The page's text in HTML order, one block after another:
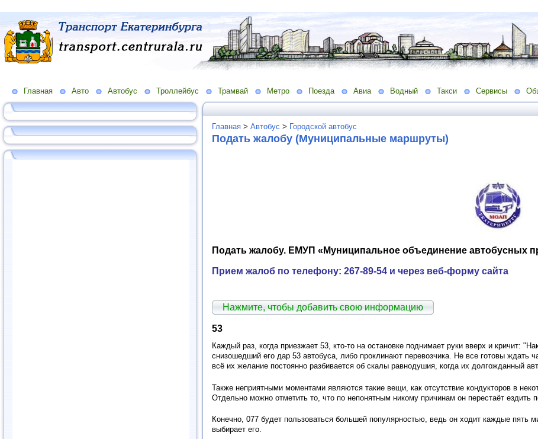
Главная Авто Автобус Троллейбус Трамвай Метро Поезда Авиа Водный Такси Сервисы
Главная > Автобус > Городской автобус
Подать жалобу (Муниципальные маршруты)
Подать жалобу. ЕМУП «Муниципальное объединение автобусных
Прием жалоб по телефону: 267-89-54 и через веб-форму сайта
Нажмите, чтобы добавить свою информацию
53
Каждый раз, когда приезжает 53, кто-то на остановке поднимает руки вверх и кричит:
снизошедший его дар 53 автобуса, либо проклинают перевозчика. Не все готовы
всё их желание постоянно разбивается об скалы равнодушия, когда их долгожданный
Также неприятными моментами являются такие вещи, как отсутствие кондукторов в
Отдельно можно отметить то, что по непонятным никому причинам он перестаёт ездить
Конечно, 077 будет пользоваться большей популярностью, ведь он ходит каждые пять
выбирает его.